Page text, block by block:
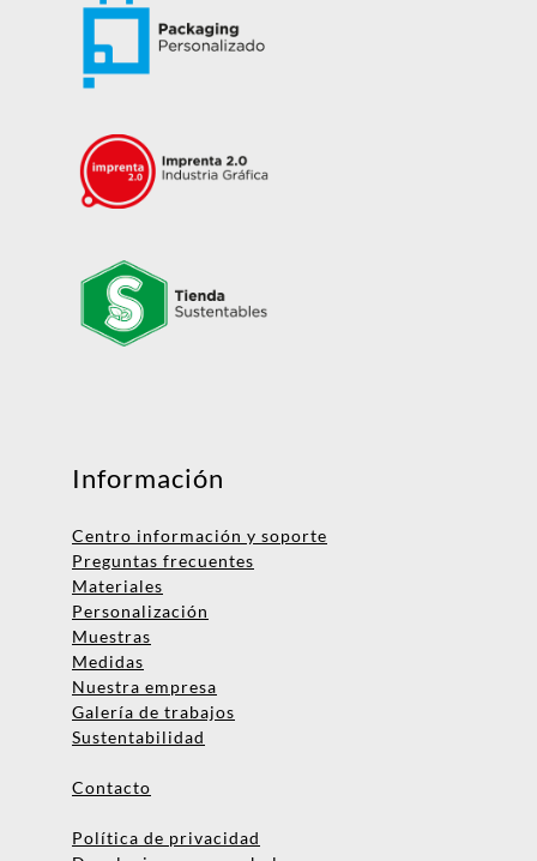
Información
Centro información y soporte
Preguntas frecuentes
Materiales
Personalización
Muestras
Medidas
Nuestra empresa
Galería de trabajos
Sustentabilidad
Contacto
Política de privacidad
Nombre
Empresa
Email
Teléfono